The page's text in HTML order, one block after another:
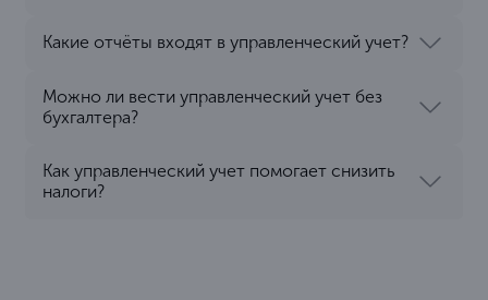
Какие отчёты входят в управленческий учет?
Можно ли вести управленческий учет без
бухгалтера?
Как управленческий учет помогает снизить
налоги?